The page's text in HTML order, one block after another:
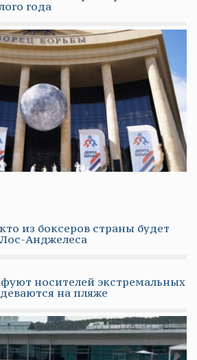
года
из боксеров страны будет
Анджелеса
носителей экстремальных
на пляже